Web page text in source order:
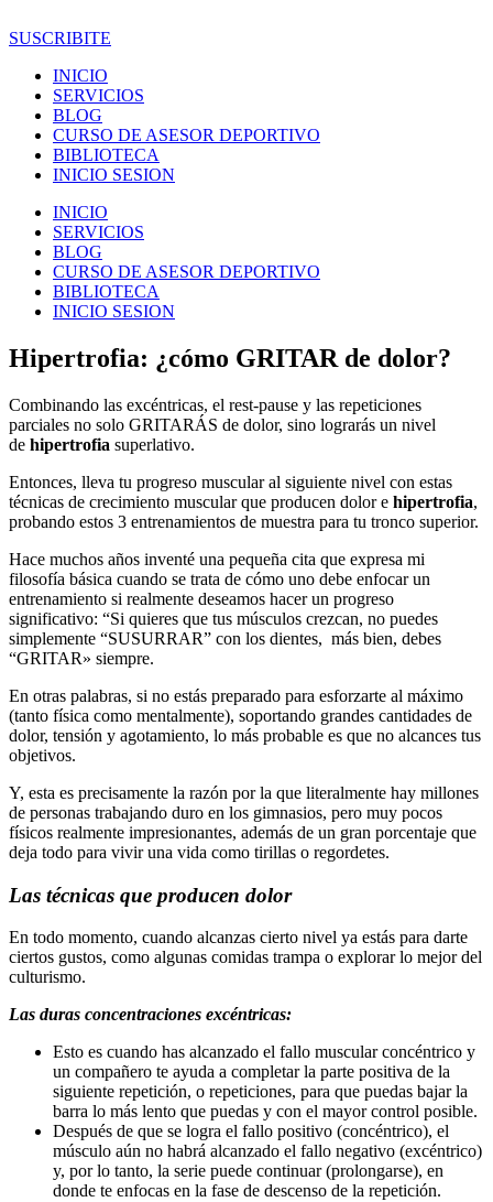
al
SUSCRIBITE
INICIO
SERVICIOS
BLOG
CURSO DE ASESOR DEPORTIVO
BIBLIOTECA
INICIO SESION
INICIO
SERVICIOS
BLOG
CURSO DE ASESOR DEPORTIVO
BIBLIOTECA
INICIO SESION
Hipertrofia: ¿cómo GRITAR de dolor?
Combinando las excéntricas, el rest-pause y las repeticiones
parciales no solo GRITARÁS de dolor, sino lograrás un nivel
de hipertrofia superlativo.
Entonces, lleva tu progreso muscular al siguiente nivel con estas
técnicas de crecimiento muscular que producen dolor e hipertrofia,
probando estos 3 entrenamientos de muestra para tu tronco superior.
Hace muchos años inventé una pequeña cita que expresa mi
filosofía básica cuando se trata de cómo uno debe enfocar un
entrenamiento si realmente deseamos hacer un progreso
significativo: “Si quieres que tus músculos crezcan, no puedes
simplemente “SUSURRAR” con los dientes, más bien, debes
“GRITAR» siempre.
En otras palabras, si no estás preparado para esforzarte al máximo
(tanto física como mentalmente), soportando grandes cantidades de
dolor, tensión y agotamiento, lo más probable es que no alcances tus
objetivos.
Y, esta es precisamente la razón por la que literalmente hay millones
de personas trabajando duro en los gimnasios, pero muy pocos
físicos realmente impresionantes, además de un gran porcentaje que
deja todo para vivir una vida como tirillas o regordetes.
Las técnicas que producen dolor
En todo momento, cuando alcanzas cierto nivel ya estás para darte
ciertos gustos, como algunas comidas trampa o explorar lo mejor del
culturismo.
Las duras concentraciones excéntricas:
Esto es cuando has alcanzado el fallo muscular concéntrico y
un compañero te ayuda a completar la parte positiva de la
siguiente repetición, o repeticiones, para que puedas bajar la
barra lo más lento que puedas y con el mayor control posible.
Después de que se logra el fallo positivo (concéntrico), el
músculo aún no habrá alcanzado el fallo negativo (excéntrico)
y, por lo tanto, la serie puede continuar (prolongarse), en
donde te enfocas en la fase de descenso de la repetición.